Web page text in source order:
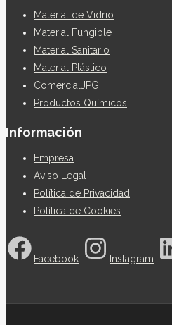
Material de Vidrio
Material Fungible
Material Sanitario
Material Plástico
ComercialJPG
Productos Químicos
Información
Empresa
Aviso Legal
Política de Privacidad
Política de Cookies
Facebook Instagram